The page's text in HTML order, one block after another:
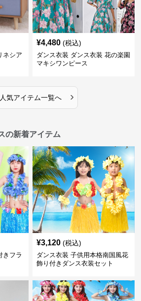
ネシア
¥4,480 (税込)
ダンス衣装 ダンス衣装 花の楽園
マキシワンピース
人気アイテム一覧へ ›
の新着アイテム
きフラ
¥3,120 (税込)
ダンス衣装 子供用本格南国風花
飾り付きダンス衣装セット